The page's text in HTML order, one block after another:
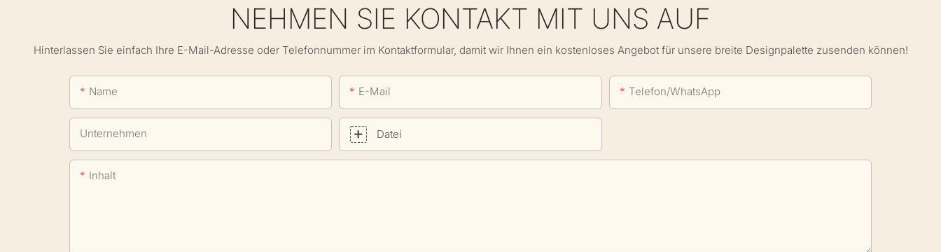
NEHMEN SIE KONTAKT MIT UNS AUF
Hinterlassen Sie einfach Ihre E-Mail-Adresse oder Telefonnummer im Kontaktformular, damit wir Ihnen ein kostenloses Angebot für unsere breite Designpalette zusenden können!
Name E-Mail Telefon/WhatsApp
Unternehmen Datei
Inhalt